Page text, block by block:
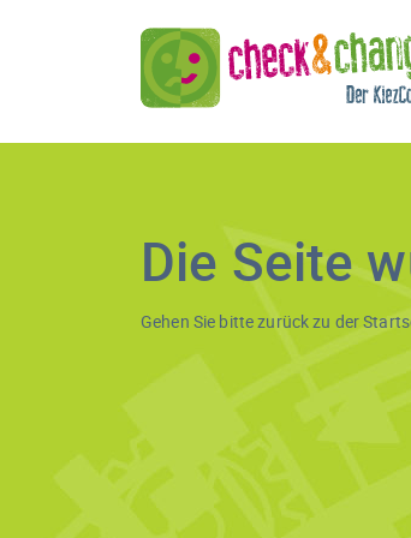
Die Seite
Gehen Sie bitte zurück zu der